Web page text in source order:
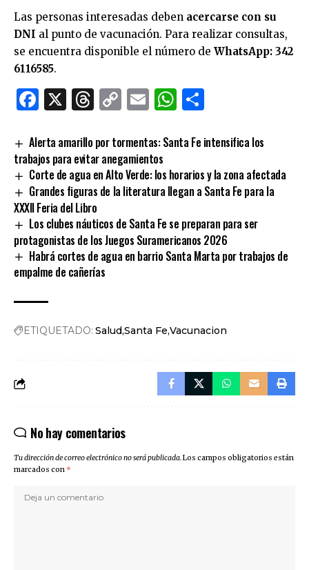
Las personas interesadas deben acercarse con su
DNI al punto de vacunación. Para realizar consultas,
se encuentra disponible el número de WhatsApp: 342
6116585.
Facebook
X Threads
CopyEmailWhatsApp
Alerta amarillo por tormentas: Santa Fe intensifica los
trabajos para evitar anegamientos
Corte de agua en Alto Verde: los horarios y la zona afectada
Grandes figuras de la literatura llegan a Santa Fe para la
XXXII Feria del Libro
Los clubes náuticos de Santa Fe se preparan para ser
protagonistas de los Juegos Suramericanos 2026
Habrá cortes de agua en barrio Santa Marta por trabajos de
empalme de cañerías
ETIQUETADO: Salud Santa Fe Vacunacion
No hay comentarios
Tu dirección de correo electrónico no será publicada.Los campos obligatorios están
marcados con *